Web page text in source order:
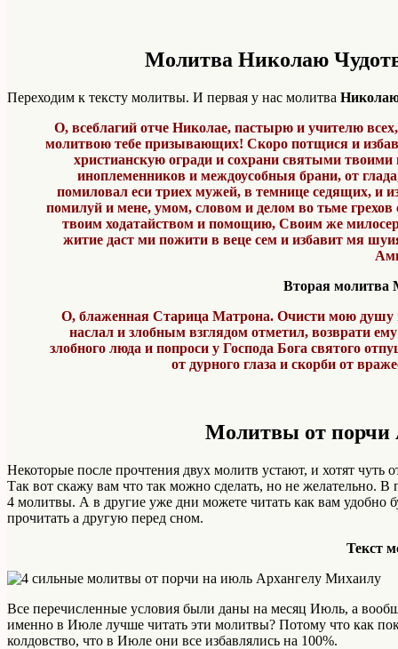
Молитва Николаю
Переходим к тексту молитвы. И первая у нас молитва
О, всеблагий отче Николае, пастырю и учителю
молитвою тебе призывающих! Скоро потщися и
христианскую огради и сохрани святыми
иноплеменников и междоусобныя брани, от
помиловал еси триех мужей, в темнице седящих, и
помилуй и мене, умом, словом и делом во тьме
твоим ходатайством и помощию, Своим же
житие даст ми пожити в веце сем и избавит мя
Вторая молитва
О, блаженная Старица Матрона. Очисти мою душу
наслал и злобным взглядом отметил, возврати
злобного люда и попроси у Господа Бога святого
от дурного глаза и скорби от
Молитвы от порчи
Некоторые после прочтения двух молитв устают, и хотят чуть
Так вот скажу вам что так можно сделать, но не желательно.
4 молитвы. А в другие уже дни можете читать как вам
прочитать а другую перед сном.
Текст
Все перечисленные условия были даны на месяц Июль, а
именно в Июле лучше читать эти молитвы? Потому что как
колдовство, что в Июле они все избавлялись на 100%.